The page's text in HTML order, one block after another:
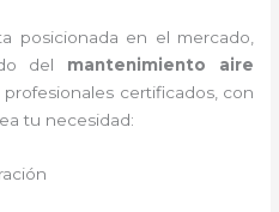
posicionada en el mercado,
del mantenimiento aire
profesionales certificados, con
tu necesidad: